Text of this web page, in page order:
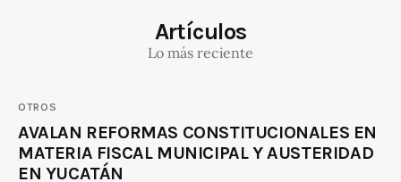
Artículos
Lo más reciente
OTROS
AVALAN REFORMAS CONSTITUCIONALES EN
MATERIA FISCAL MUNICIPAL Y AUSTERIDAD
EN YUCATÁN